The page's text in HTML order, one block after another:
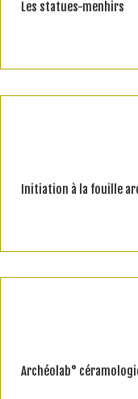
Les statues-menhirs
Initiation à la fouille
Archéolab°